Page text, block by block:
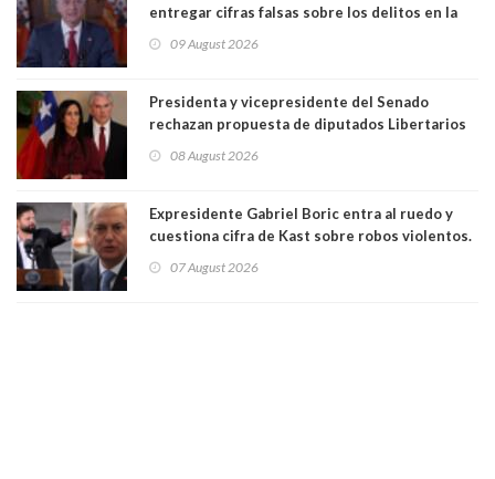
entregar cifras falsas sobre los delitos en la
09 August 2026
Presidenta y vicepresidente del Senado
rechazan propuesta de diputados Libertarios
"Constituye un camino equivocado"
08 August 2026
Expresidente Gabriel Boric entra al ruedo y
cuestiona cifra de Kast sobre robos violentos.
07 August 2026